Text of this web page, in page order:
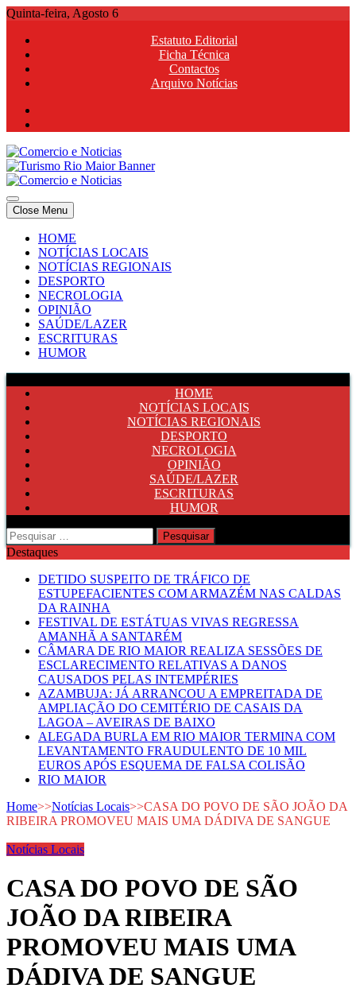
Skip
content
Quinta-feira, Agosto 6
Estatuto Editorial
Ficha Técnica
Contactos
Arquivo Notícias
Comercio e Noticias
Notícias e Publicidade Online
Comercio e Noticias
Notícias e Publicidade Online
Close Menu
HOME
NOTÍCIAS LOCAIS
NOTÍCIAS REGIONAIS
DESPORTO
NECROLOGIA
OPINIÃO
SAÚDE/LAZER
ESCRITURAS
HUMOR
HOME
NOTÍCIAS LOCAIS
NOTÍCIAS REGIONAIS
DESPORTO
NECROLOGIA
OPINIÃO
SAÚDE/LAZER
ESCRITURAS
HUMOR
Pesquisar
por:
Destaques
DETIDO SUSPEITO DE TRÁFICO DE
ESTUPEFACIENTES COM ARMAZÉM NAS CALDAS
DA RAINHA
FESTIVAL DE ESTÁTUAS VIVAS REGRESSA
AMANHÃ A SANTARÉM
CÂMARA DE RIO MAIOR REALIZA SESSÕES DE
ESCLARECIMENTO RELATIVAS A DANOS
CAUSADOS PELAS INTEMPÉRIES
AZAMBUJA: JÁ ARRANCOU A EMPREITADA DE
AMPLIAÇÃO DO CEMITÉRIO DE CASAIS DA
LAGOA – AVEIRAS DE BAIXO
ALEGADA BURLA EM RIO MAIOR TERMINA COM
LEVANTAMENTO FRAUDULENTO DE 10 MIL
EUROS APÓS ESQUEMA DE FALSA COLISÃO
RIO MAIOR
Home>>Notícias Locais>>CASA DO POVO DE SÃO JOÃO DA
RIBEIRA PROMOVEU MAIS UMA DÁDIVA DE SANGUE
Notícias Locais
CASA DO POVO DE SÃO
JOÃO DA RIBEIRA
PROMOVEU MAIS UMA
DÁDIVA DE SANGUE